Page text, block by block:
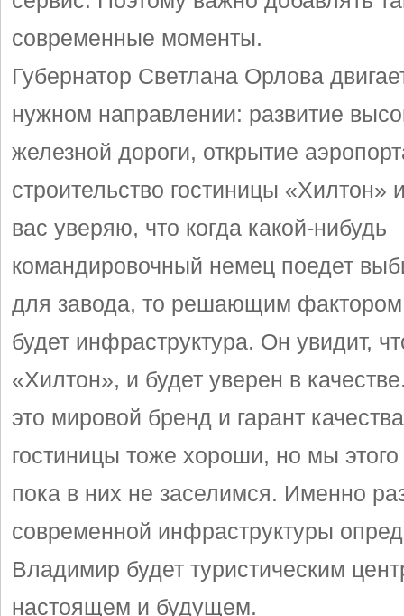
современные моменты.
Губернатор Светлана Орлова
нужном направлении: развитие
железной дороги, открытие
строительство гостиницы «Хилтон»
вас уверяю, что когда какой-нибудь
командировочный немец поедет
для завода, то решающим фактором
будет инфраструктура. Он увидит,
«Хилтон», и будет уверен в
это мировой бренд и гарант
гостиницы тоже хороши, но мы
пока в них не заселимся. Именно
современной инфраструктуры
Владимир будет туристическим
настоящем и будущем.